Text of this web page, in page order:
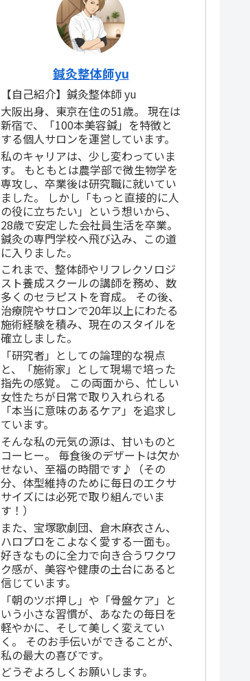
鍼灸整体師yu
【自己紹介】鍼灸整体師 yu
大阪出身、東京在住の51歳。 現在は
新宿で、「100本美容鍼」を特徴と
する個人サロンを運営しています。
私のキャリアは、少し変わっていま
す。 もともとは農学部で微生物学を
専攻し、卒業後は研究職に就いてい
ました。 しかし「もっと直接的に人
の役に立ちたい」という想いから、
28歳で安定した会社員生活を卒業。
鍼灸の専門学校へ飛び込み、この道
に入りました。
これまで、整体師やリフレクソロジ
スト養成スクールの講師を務め、数
多くのセラピストを育成。 その後、
治療院やサロンで20年以上にわたる
施術経験を積み、現在のスタイルを
確立しました。
「研究者」としての論理的な視点
と、「施術家」として現場で培った
指先の感覚。 この両面から、忙しい
女性たちが日常で取り入れられる
「本当に意味のあるケア」を追求し
ています。
そんな私の元気の源は、甘いものと
コーヒー。 毎食後のデザートは欠か
せない、至福の時間です♪（その
分、体型維持のために毎日のエクサ
サイズには必死で取り組んでいま
す！）
また、宝塚歌劇団、倉木麻衣さん、
ハロプロをこよなく愛する一面も。
好きなものに全力で向き合うワクワ
ク感が、美容や健康の土台にあると
信じています。
「朝のツボ押し」や「骨盤ケア」と
いう小さな習慣が、あなたの毎日を
軽やかに、そして美しく変えてい
く。 そのお手伝いができることが、
私の最大の喜びです。
どうぞよろしくお願いします。